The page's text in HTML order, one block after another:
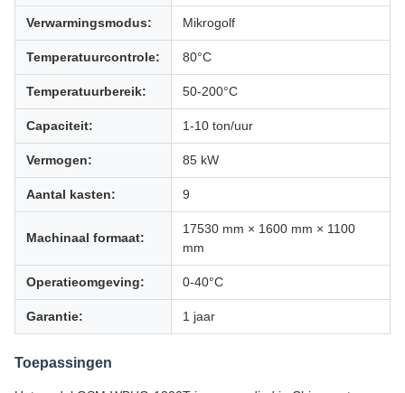
Verwarmingsmodus: Mikrogolf
Temperatuurcontrole: 80°C
Temperatuurbereik: 50-200°C
Capaciteit: 1-10 ton/uur
Vermogen: 85 kW
Aantal kasten: 9
Machinaal formaat:
17530 mm × 1600 mm × 1100
mm
Operatieomgeving: 0-40°C
Garantie: 1 jaar
Toepassingen